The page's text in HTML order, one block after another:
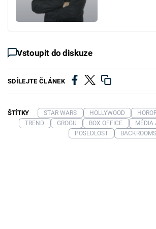
Vstoupit do diskuze
SDÍLEJTE ČLÁNEK
ŠTÍTKY STAR WARS HOLLYWOOD
TREND
GROGU BOX OFFICE
MÉDIA
POSEDLOST
BACKROOMS